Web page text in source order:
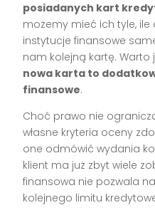
posiadanych kart
możemy mieć ich tyle, ile
instytucje finansowe
nam kolejną kartę.
nowa karta to
finansowe.
Choć prawo nie
własne kryteria oceny
one odmówić wydania
klient ma już zbyt wiele
finansowa nie pozwala
kolejnego limitu